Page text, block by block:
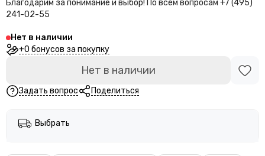
Благодарим за понимание и выбор! По всем вопросам +7 (495)
241-02-55
Нет в наличии
+0 бонусов за покупку
Нет в наличии
Задать вопрос Поделиться
Выбрать